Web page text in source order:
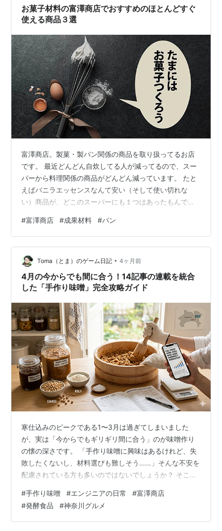
さっぱりしていて…
お菓子材料の富澤商店でおすすめのほとんどすぐ
使える商品３選
富澤商店。製菓・製パン関係の商品を取り扱ってるお店
です。 最近どんどん自炊してる人が減ってるので、スー
パーから料理関係の商品がどんどん減っています。 たと
えばバニラエッセンスなんて安い（そして使い切れな
い）商品が、どこのスーパーにも１つはあったもんで
#富澤商店 #成果材料 #パン
Toma（とま）のゲーム日記 • 4ヶ月前
4月の今からでも間に合う！14記事の連載を統合
した「手作り味噌」完全攻略ガイド
寒仕込みのピークである1〜3月は過ぎてしまいました
が、実は「今からでもギリギリ間に合う」のが味噌作り
の懐の深さです。 「手作り味噌に興味はあるけれど、失
敗したくないし、材料選びも難しそう……」そんな不安を
配慮されている方も多いのではないでしょうか？ そこで
してきた私が、「ど素人から始めても失敗しなかった最
適解」をギュッと凝縮して公開します。 単なるレシピの
紹介ではありません。50代エンジニアの視点で、材料の
#手作り味噌 #エンジニアの日常 #富澤商店
#発酵食品 #神奈川グルメ